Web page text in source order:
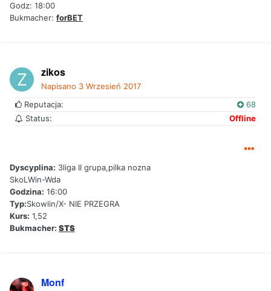
Godz: 18:00
Bukmacher: forBET
zikos
Napisano 3 Wrzesień 2017
Reputacja:
68
Status:
Offline
Dyscyplina: 3liga II grupa,pilka nozna
SkoLWin-Wda
Godzina: 16:00
Typ:Skowlin/X- NIE PRZEGRA
Kurs: 1,52
Bukmacher: STS
Monf